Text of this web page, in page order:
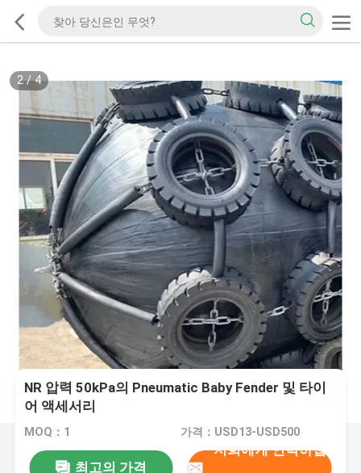
2/4
NR 압력 50kPa의 Pneumatic Baby Fender 및 타이
어 액세서리
MOQ：1 가격：USD13-USD500
최고의 가격
저희에게 연락하십